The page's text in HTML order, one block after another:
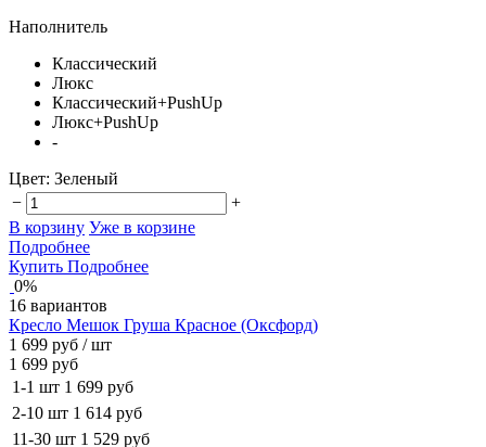
Наполнитель
Классический
Люкс
Классический+PushUp
Люкс+PushUp
-
Цвет: Зеленый
−
+
В корзину Уже в корзине
Подробнее
Купить Подробнее
0%
16 вариантов
Кресло Мешок Груша Красное (Оксфорд)
1 699 руб / шт
1 699 руб
1-1 шт 1 699 руб
2-10 шт 1 614 руб
11-30 шт 1 529 руб